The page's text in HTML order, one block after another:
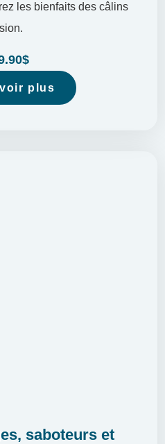
les bienfaits des câlins
plus
$
saboteurs et